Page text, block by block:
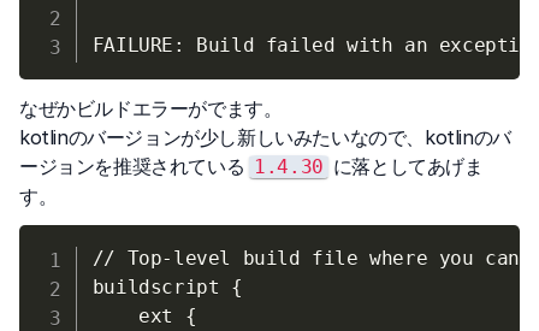
なぜかビルドエラーがでます。
kotlinのバージョンが少し新しいみたいなので、kotlinのバ
ージョンを推奨されている 1.4.30 に落としてあげま
す。
// Top-level build file where you can
buildscript {
    ext {